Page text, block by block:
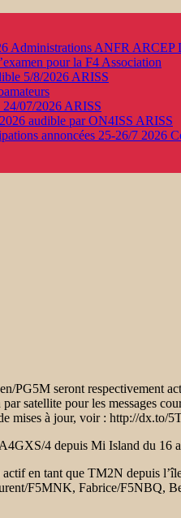
Administrations ANFR ARCEP
pour la F4 Association
5/8/2026 ARISS
07/2026 ARISS
audible par ON4ISS ARISS
annoncées 25-26/7 2026
PG5M seront respectivement
satellite pour les messages
mises à jour, voir : http://dx.to/
4 depuis Mi Island du 16
en tant que TM2N depuis
F5MNK, Fabrice/F5NBQ,